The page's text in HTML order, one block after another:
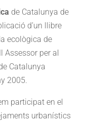
de Catalunya de
d’un llibre
ecològica de
Assessor per al
Catalunya
2005.
participat en el
urbanístics